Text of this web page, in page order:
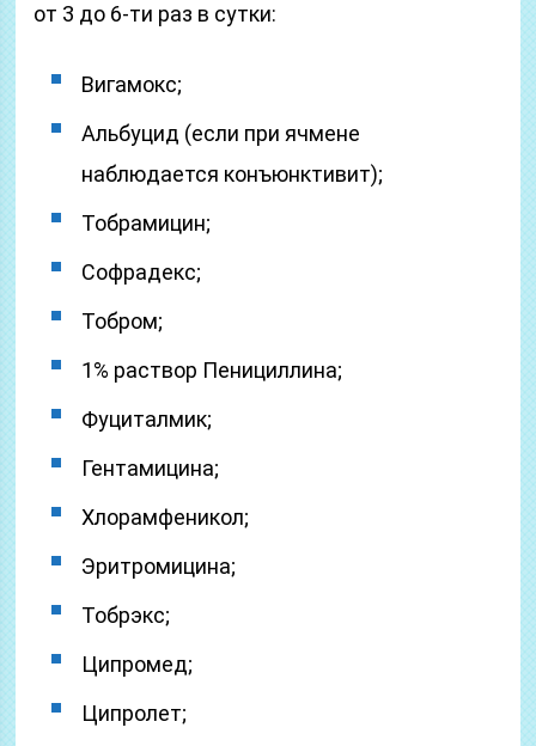
от 3 до 6-ти раз в сутки:
Вигамокс;
Альбуцид (если при ячмене
наблюдается конъюнктивит);
Тобрамицин;
Софрадекс;
Тобром;
1% раствор Пенициллина;
Фуциталмик;
Гентамицина;
Хлорамфеникол;
Эритромицина;
Тобрэкс;
Ципромед;
Ципролет;